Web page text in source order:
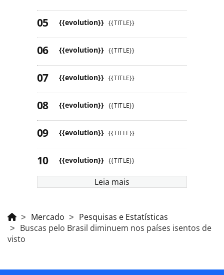
{{evolution}} {{TITLE}}
{{evolution}} {{TITLE}}
{{evolution}} {{TITLE}}
{{evolution}} {{TITLE}}
{{evolution}} {{TITLE}}
{{evolution}} {{TITLE}}
Leia mais
Mercado
Pesquisas e Estatísticas
Buscas pelo Brasil diminuem nos países isentos de
visto